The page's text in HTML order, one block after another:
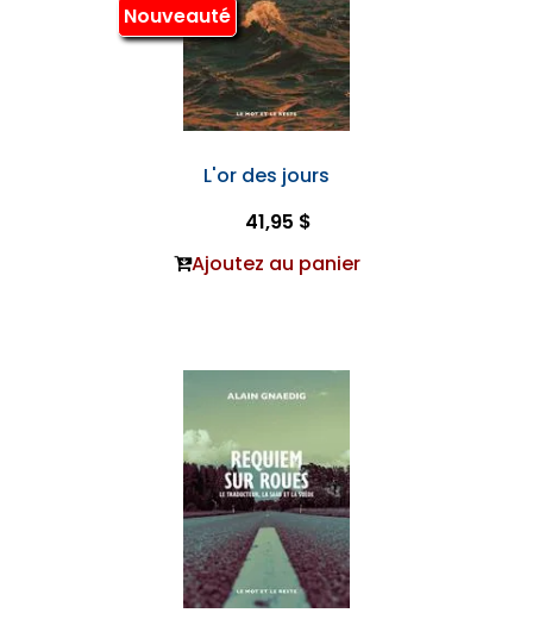
Nouveauté
L'or des jours
41,95 $
Ajoutez au panier